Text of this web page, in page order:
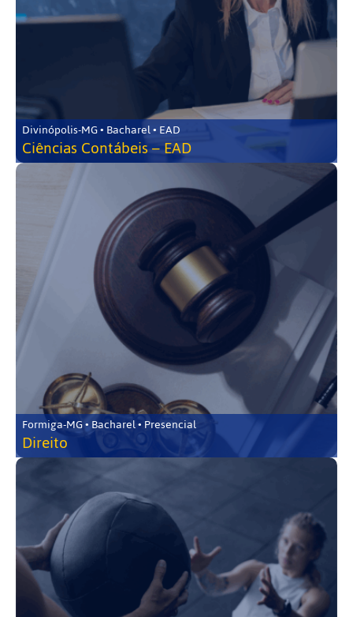
Divinópolis-MG • Bacharel • EAD
Ciências Contábeis – EAD
Formiga-MG • Bacharel • Presencial
Direito